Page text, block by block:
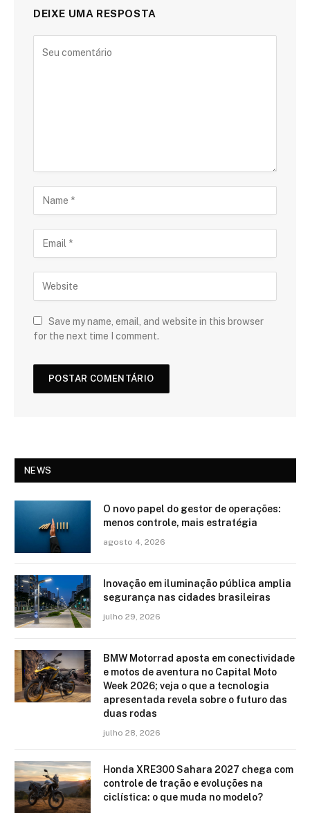
DEIXE UMA RESPOSTA
Save my name, email, and website in this browser
for the next time I comment.
NEWS
O novo papel do gestor de operações:
menos controle, mais estratégia
agosto 4, 2026
Inovação em iluminação pública amplia
segurança nas cidades brasileiras
julho 29, 2026
BMW Motorrad aposta em conectividade
e motos de aventura no Capital Moto
Week 2026; veja o que a tecnologia
apresentada revela sobre o futuro das
duas rodas
julho 28, 2026
Honda XRE300 Sahara 2027 chega com
controle de tração e evoluções na
ciclística: o que muda no modelo?